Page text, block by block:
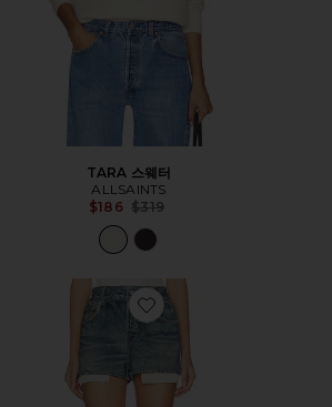
TARA 스웨터
ALLSAINTS
$186 Previous price:
$319
Favorite ASHER TERRY 반바지